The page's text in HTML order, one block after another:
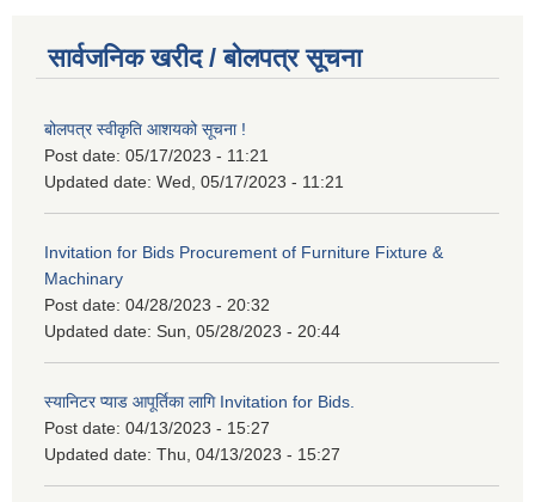
सार्वजनिक खरीद / बोलपत्र सूचना
बोलपत्र स्वीकृति आशयको सूचना !
Post date: 05/17/2023 - 11:21
Updated date: Wed, 05/17/2023 - 11:21
Invitation for Bids Procurement of Furniture Fixture &
Machinary
Post date: 04/28/2023 - 20:32
Updated date: Sun, 05/28/2023 - 20:44
स्यानिटर प्याड आपूर्तिका लागि Invitation for Bids.
Post date: 04/13/2023 - 15:27
Updated date: Thu, 04/13/2023 - 15:27